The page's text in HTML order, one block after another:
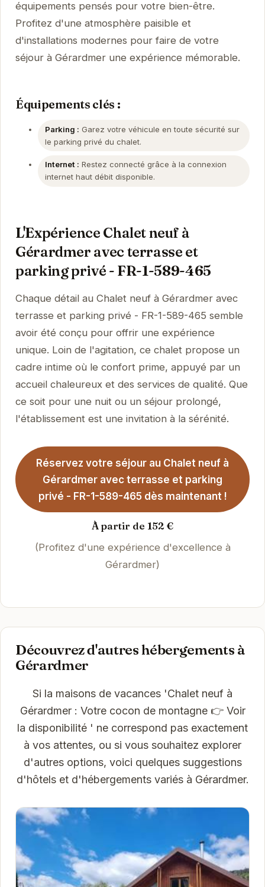
équipements pensés pour votre bien-être.
Profitez d'une atmosphère paisible et
d'installations modernes pour faire de votre
séjour à Gérardmer une expérience mémorable.
Équipements clés :
Parking : Garez votre véhicule en toute sécurité sur
le parking privé du chalet.
Internet : Restez connecté grâce à la connexion
internet haut débit disponible.
L'Expérience Chalet neuf à
Gérardmer avec terrasse et
parking privé - FR-1-589-465
Chaque détail au Chalet neuf à Gérardmer avec
terrasse et parking privé - FR-1-589-465 semble
avoir été conçu pour offrir une expérience
unique. Loin de l'agitation, ce chalet propose un
cadre intime où le confort prime, appuyé par un
accueil chaleureux et des services de qualité. Que
ce soit pour une nuit ou un séjour prolongé,
l'établissement est une invitation à la sérénité.
Réservez votre séjour au Chalet neuf à
Gérardmer avec terrasse et parking
privé - FR-1-589-465 dès maintenant !
À partir de 152 €
(Profitez d'une expérience d'excellence à
Gérardmer)
Découvrez d'autres hébergements à
Gérardmer
Si la maisons de vacances 'Chalet neuf à
Gérardmer : Votre cocon de montagne 👉 Voir
la disponibilité ' ne correspond pas exactement
à vos attentes, ou si vous souhaitez explorer
d'autres options, voici quelques suggestions
d'hôtels et d'hébergements variés à Gérardmer.